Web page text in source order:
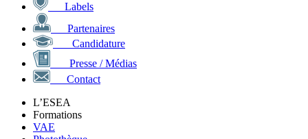
Labels
Partenaires
Candidature
Presse / Médias
Contact
L’ESEA
Formations
VAE